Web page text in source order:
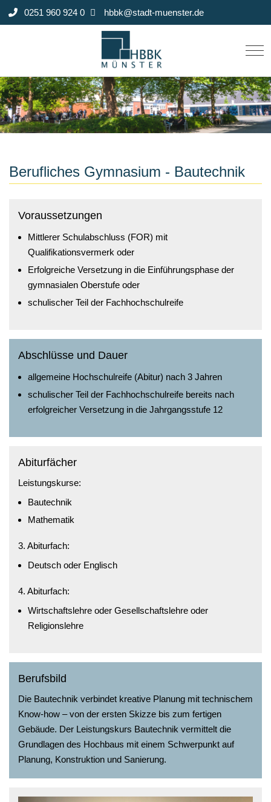
0251 960 924 0 hbbk@stadt-muenster.de
Berufliches Gymnasium - Bautechnik
Voraussetzungen
Mittlerer Schulabschluss (FOR) mit
Qualifikationsvermerk oder
Erfolgreiche Versetzung in die Einführungsphase der
gymnasialen Oberstufe oder
schulischer Teil der Fachhochschulreife
Abschlüsse und Dauer
allgemeine Hochschulreife (Abitur) nach 3 Jahren
schulischer Teil der Fachhochschulreife bereits nach
erfolgreicher Versetzung in die Jahrgangsstufe 12
Abiturfächer
Leistungskurse:
Bautechnik
Mathematik
3. Abiturfach:
Deutsch oder Englisch
4. Abiturfach:
Wirtschaftslehre oder Gesellschaftslehre oder
Religionslehre
Berufsbild
Die Bautechnik verbindet kreative Planung mit technischem
Know-how – von der ersten Skizze bis zum fertigen
Gebäude. Der Leistungskurs Bautechnik vermittelt die
Grundlagen des Hochbaus mit einem Schwerpunkt auf
Planung, Konstruktion und Sanierung.